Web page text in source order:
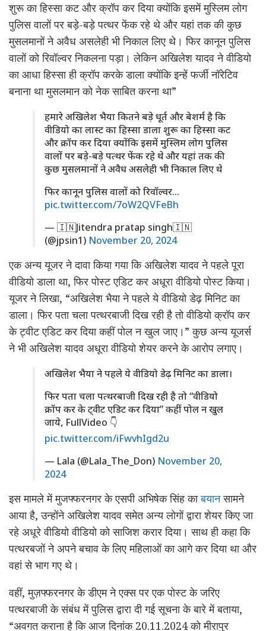
शुरू का हिस्सा कट और क्रॉप कर दिया क्योंकि इसमें मुस्लिम लोग
पुलिस वालों पर बड़े-बड़े पत्थर फेंक रहे थे और यहां तक की कुछ
मुसलमानों ने अवैध असलेही भी निकाल लिए थे। फिर कानून पुलिस
वालों को रिवॉल्वर निकलना पड़ा। लेकिन अखिलेश यादव ने वीडियो
का आधा हिस्सा ही क्रॉप करके डाला क्योंकि इन्हें फर्जी नॉरेटिव
बनाना था मुसलमान को नेक साबित करना था”
हमारे अखिलेश भैया कितने बड़े धूर्त और बेशर्म है कि
वीडियो का लास्ट का हिस्सा डाला शुरू का हिस्सा कट
और क्रॉप कर दिया क्योंकि इसमें मुस्लिम लोग पुलिस
वालों पर बड़े-बड़े पत्थर फेंक रहे थे और यहां तक की
कुछ मुसलमानों ने अवैध असलेही भी निकाल लिए थे
फिर कानून पुलिस वालों को रिवॉल्वर…
pic.twitter.com/7oW2QVFeBh
— 🇮🇳Jitendra pratap singh🇮🇳
(@jpsin1) November 20, 2024
एक अन्य यूजर ने दावा किया गया कि अखिलेश यादव ने पहले पूरा
वीडियो डाला था, फिर पोस्ट एडिट कर अधूरा वीडियो पोस्ट किया।
यूजर ने लिखा, “अखिलेश भैया ने पहले ये वीडियो डेढ़ मिनिट का
डाला। फिर पता चला पत्थरबाजी दिख रही है तो वीडियो क्रॉप कर
के ट्वीट एडिट कर दिया कहीं पोल न खुल जाए।” कुछ अन्य यूजर्स
ने भी अखिलेश यादव अधूरा वीडियो शेयर करने के आरोप लगाए।
अखिलेश भैया ने पहले ये वीडियो डेढ़ मिनिट का डाला।
फिर पता चला पत्थरबाजी दिख रही है तो “वीडियो
क्रॉप कर के ट्वीट एडिट कर दिया” कहीं पोल न खुल
जाये, FullVideo 👇
pic.twitter.com/iFwvhIgd2u
— Lala (@Lala_The_Don) November 20,
2024
इस मामले में मुजफ्फरनगर के एसपी अभिषेक सिंह काबयानसामने
आया है, उन्होंने अखिलेश यादव समेत अन्य लोगों द्वारा शेयर किए जा
रहे अधूरे वीडियो वीडियो को साजिश करार दिया। साथ ही कहा कि
पत्थरबजों ने अपने बचाव के लिए महिलाओं का आगे कर दिया था और
वहां से भाग गए थे।
वहीं, मुज़फ्फरनगर के डीएम ने एक्स पर एक पोस्ट के जरिए
पत्थरबाजी के संबंध में पुलिस द्वारा दी गई सूचना के बारे में बताया,
“अवगत कराना है कि आज दिनांक 20.11.2024 को मीरापुर